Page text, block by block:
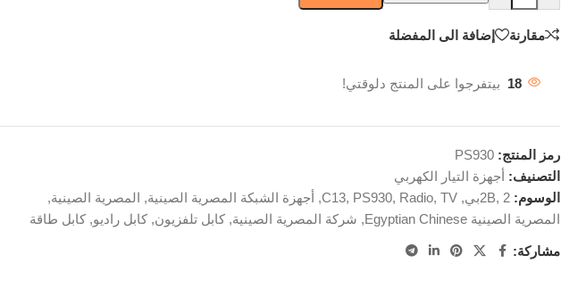
مقارنة إضافة الى المفضلة
18 بيتفرجوا على المنتج دلوقتي!
رمز المنتج: PS930
التصنيف: أجهزة التيار الكهربي
الوسوم:
2B, 2بي ,
C13, PS930, Radio, TV
, أجهزة الشبكة المصرية الصينية, المصرية الصينية,
المصرية الصينية Egyptian Chinese
, شركة المصرية الصينية, كابل تلفزيون, كابل راديو, كابل طاقة
مشاركة: